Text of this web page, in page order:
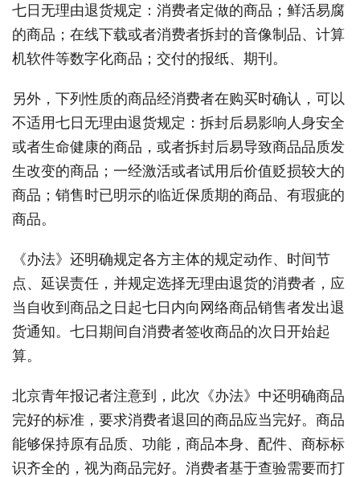
七日无理由退货规定：消费者定做的商品；鲜活易腐
的商品；在线下载或者消费者拆封的音像制品、计算
机软件等数字化商品；交付的报纸、期刊。
另外，下列性质的商品经消费者在购买时确认，可以
不适用七日无理由退货规定：拆封后易影响人身安全
或者生命健康的商品，或者拆封后易导致商品品质发
生改变的商品；一经激活或者试用后价值贬损较大的
商品；销售时已明示的临近保质期的商品、有瑕疵的
商品。
《办法》还明确规定各方主体的规定动作、时间节
点、延误责任，并规定选择无理由退货的消费者，应
当自收到商品之日起七日内向网络商品销售者发出退
货通知。七日期间自消费者签收商品的次日开始起
算。
北京青年报记者注意到，此次《办法》中还明确商品
完好的标准，要求消费者退回的商品应当完好。商品
能够保持原有品质、功能，商品本身、配件、商标标
识齐全的，视为商品完好。消费者基于查验需要而打